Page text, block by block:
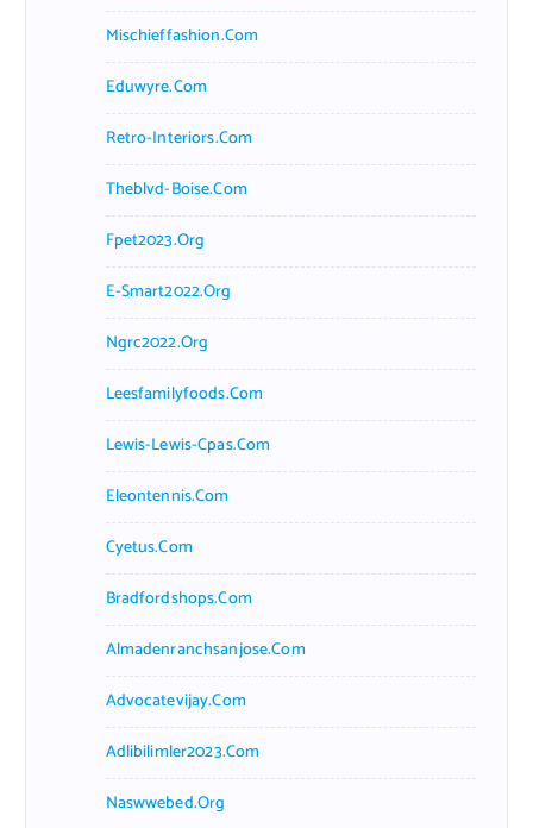
Mischieffashion.com
Eduwyre.com
Retro-Interiors.com
Theblvd-Boise.com
Fpet2023.org
E-Smart2022.org
Ngrc2022.org
Leesfamilyfoods.com
Lewis-Lewis-Cpas.com
Eleontennis.com
Cyetus.com
Bradfordshops.com
Almadenranchsanjose.com
Advocatevijay.com
Adlibilimler2023.com
Naswwebed.org